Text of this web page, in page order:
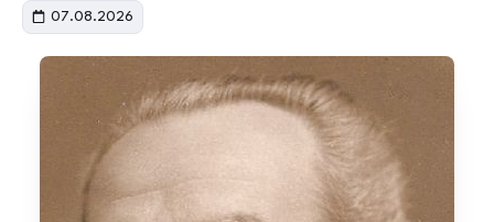
07.08.2026